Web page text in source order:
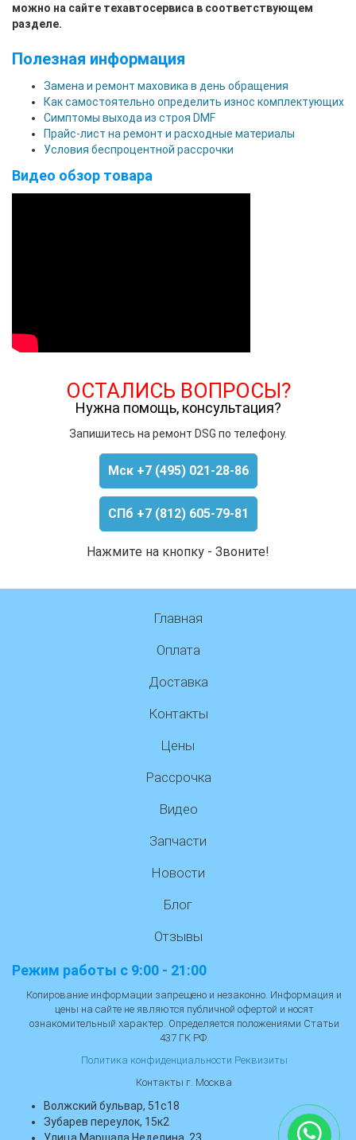
можно на сайте техавтосервиса в соответствующем
разделе.
Полезная информация
Замена и ремонт маховика в день обращения
Как самостоятельно определить износ комплектующих
Симптомы выхода из строя DMF
Прайс-лист на ремонт и расходные материалы
Условия беспроцентной рассрочки
Видео обзор товара
ОСТАЛИСЬ ВОПРОСЫ?
Нужна помощь, консультация?
Запишитесь на ремонт DSG по телефону.
Мск +7 (495) 021-28-86
СПб +7 (812) 605-79-81
Нажмите на кнопку - Звоните!
Главная
Оплата
Доставка
Контакты
Цены
Рассрочка
Видео
Запчасти
Новости
Блог
Отзывы
Режим работы с 9:00 - 21:00
Копирование информации запрещено и незаконно. Информация и
цены на сайте не являются публичной офертой и носят
ознакомительный характер. Определяется положениями Статьи
437 ГК РФ.
Политика конфиденциальности Реквизиты
Контакты г. Москва
Волжский бульвар, 51с18
Зубарев переулок, 15к2